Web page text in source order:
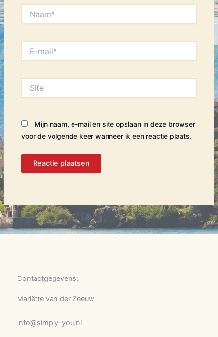
mail*
Mijn naam, e-mail en site opslaan in deze browser
voor de volgende keer wanneer ik een reactie plaats.
Contactgegevens;
Mariëtte van der Zeeuw
Info@simply-you.nl